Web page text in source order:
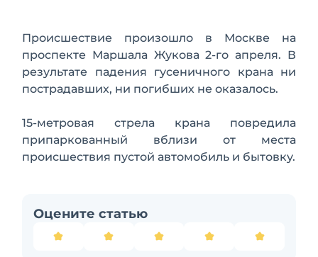
Происшествие произошло в Москве на
проспекте Маршала Жукова 2-го апреля. В
результате падения гусеничного крана ни
пострадавших, ни погибших не оказалось.
15-метровая стрела крана повредила
припаркованный вблизи от места
происшествия пустой автомобиль и бытовку.
Оцените статью